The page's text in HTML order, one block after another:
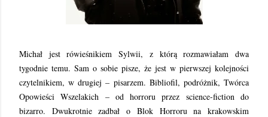
Michał jest rówieśnikiem Sylwii, z którą rozmawiałam dwa
tygodnie temu. Sam o sobie pisze, że jest w pierwszej kolejności
czytelnikiem, w drugiej – pisarzem. Bibliofil, podróżnik, Twórca
Opowieści Wszelakich – od horroru przez science-fiction do
bizarro. Dwukrotnie zadbał o Blok Horroru na krakowskim